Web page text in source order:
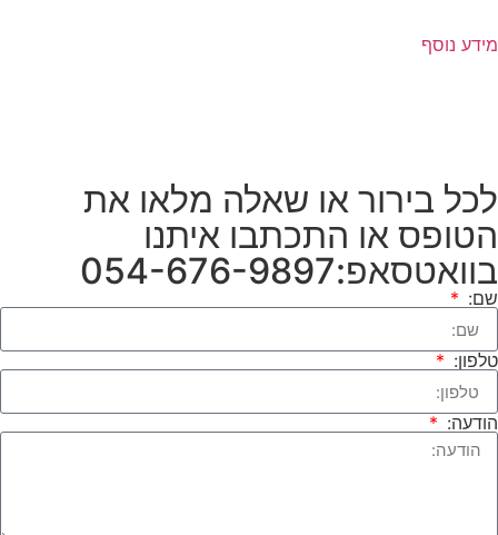
מידע נוסף
לכל בירור או שאלה מלאו את
הטופס או התכתבו איתנו
בוואטסאפ:054-676-9897
שם:
טלפון:
הודעה: